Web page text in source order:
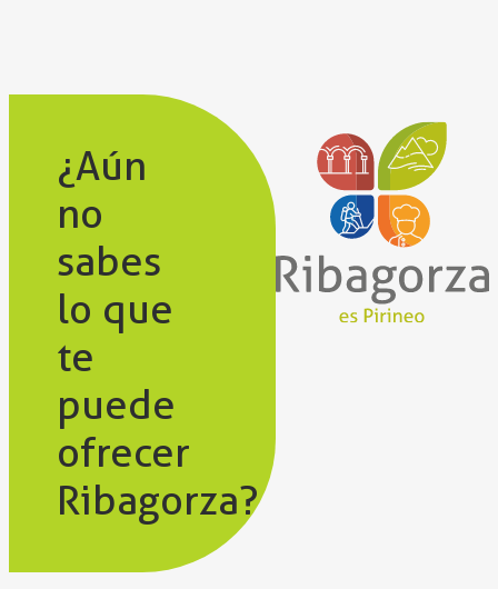
¿Aún
no
sabes
lo que
te
puede
ofrecer
Ribagorza?